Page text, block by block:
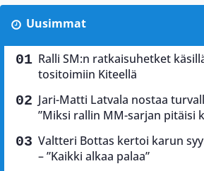
Uusimmat
Ralli SM:n ratkaisuhetket
tositoimiin Kiteellä
Jari-Matti Latvala nostaa
”Miksi rallin MM-sarjan pitäisi
Valtteri Bottas kertoi karun
– ”Kaikki alkaa palaa”